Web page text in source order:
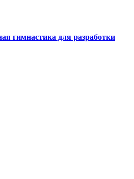
гимнастика для разработки